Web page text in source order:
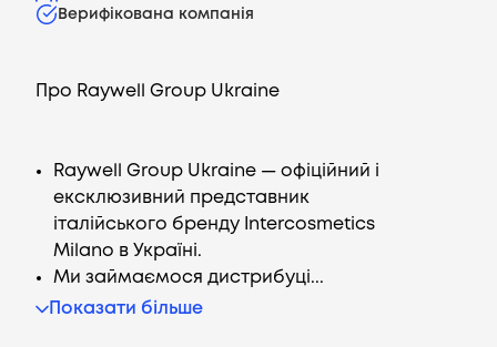
Вакансії
Верифікована компанія
Про Raywell Group Ukraine
Raywell Group Ukraine — офіційний і
ексклюзивний представник
італійського бренду Intercosmetics
Milano в Україні.
Ми займаємося дистрибуці...
Показати більше